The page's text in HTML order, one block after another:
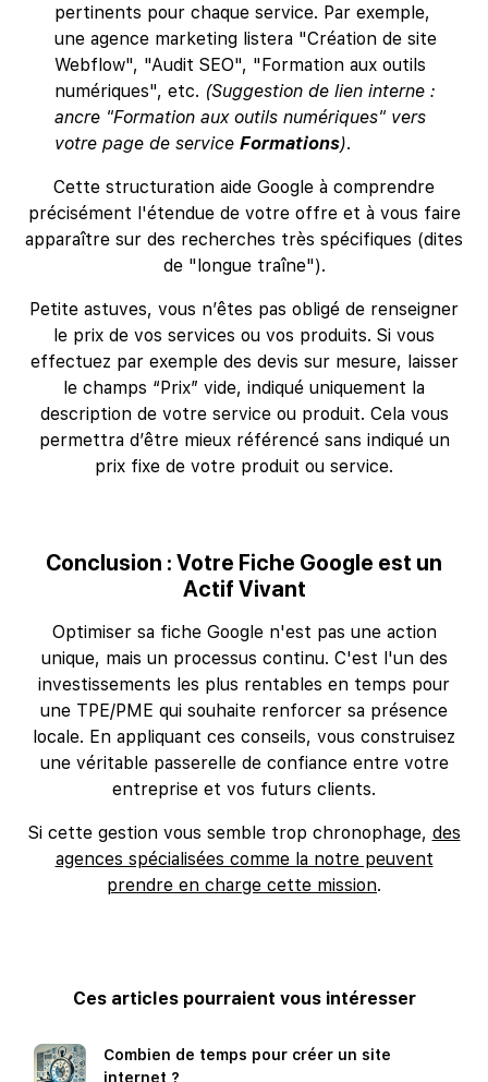
Ces articles pourraient vous intéresser
Combien de temps pour créer un site
internet ?
pertinents pour chaque service. Par exemple,
une agence marketing listera "Création de site
Webflow", "Audit SEO", "Formation aux outils
numériques", etc. (Suggestion de lien interne :
ancre "Formation aux outils numériques" vers
votre page de serviceFormations).
Cette structuration aide Google à comprendre
précisément l'étendue de votre offre et à vous faire
apparaître sur des recherches très spécifiques (dites
de "longue traîne").
Petite astuves, vous n’êtes pas obligé de renseigner
le prix de vos services ou vos produits. Si vous
effectuez par exemple des devis sur mesure, laisser
le champs “Prix” vide, indiqué uniquement la
description de votre service ou produit. Cela vous
permettra d’être mieux référencé sans indiqué un
prix fixe de votre produit ou service.
Conclusion : Votre Fiche Google est un
Actif Vivant
Optimiser sa fiche Google n'est pas une action
unique, mais un processus continu. C'est l'un des
investissements les plus rentables en temps pour
une TPE/PME qui souhaite renforcer sa présence
locale. En appliquant ces conseils, vous construisez
une véritable passerelle de confiance entre votre
entreprise et vos futurs clients.
Si cette gestion vous semble trop chronophage, des
agences spécialisées comme la notre peuvent
prendre en charge cette mission.